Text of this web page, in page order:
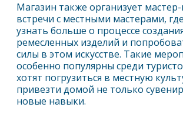
Магазин также организует мастер-
встречи с местными мастерами,
узнать больше о процессе
ремесленных изделий и
силы в этом искусстве. Такие
особенно популярны среди
хотят погрузиться в местную
привезти домой не только
новые навыки.